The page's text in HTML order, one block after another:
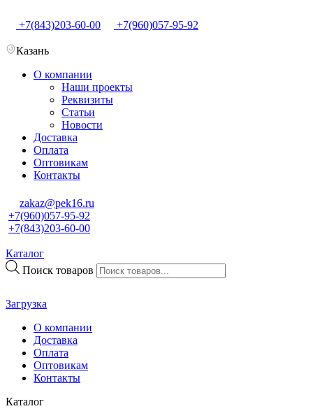
+7(843)203-60-00 +7(960)057-95-92
Казань
О компании
Наши проекты
Реквизиты
Статьи
Новости
Доставка
Оплата
Оптовикам
Контакты
zakaz@pek16.ru
+7(960)057-95-92
+7(843)203-60-00
Каталог
Поиск товаров
Загрузка
О компании
Доставка
Оплата
Оптовикам
Контакты
Каталог